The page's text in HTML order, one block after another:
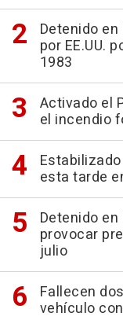
Detenido
por EE.UU.
1983
Activado el
el incendio
esta tarde
Detenido
provocar
julio
Fallecen
vehículo